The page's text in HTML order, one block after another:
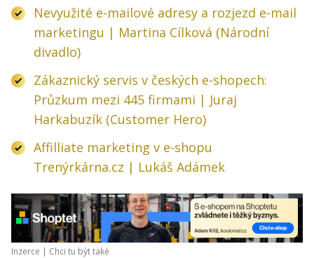
Nevyužité e-mailové adresy a rozjezd e-mail
marketingu | Martina Cílková (Národní
divadlo)
Zákaznický servis v českých e-shopech:
Průzkum mezi 445 firmami | Juraj
Harkabuzík (Customer Hero)
Affilliate marketing v e-shopu
Trenýrkárna.cz | Lukáš Adámek
Inzerce | Chci tu být také